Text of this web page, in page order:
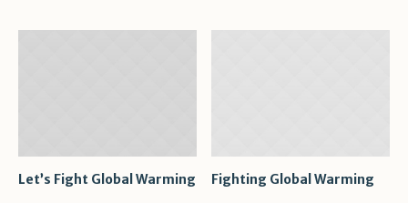
Let’s Fight Global Warming Fighting Global Warming